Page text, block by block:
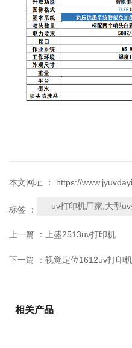
本文网址 ： https://
标签 ： uv打印机厂家,大型
上一篇 ： 上盛2513uv打印机
下一篇 ： 视觉定位1612uv打印机
相关产品